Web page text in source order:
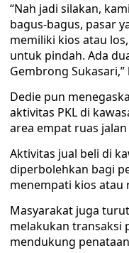
“Nah jadi silakan,
bagus-bagus, pasar
memiliki kios atau
untuk pindah. Ada
Gembrong Sukasari,”
Dedie pun
aktivitas PKL di
area empat ruas
Aktivitas jual beli di
diperbolehkan bagi
menempati kios atau
Masyarakat juga
melakukan transaksi
mendukung